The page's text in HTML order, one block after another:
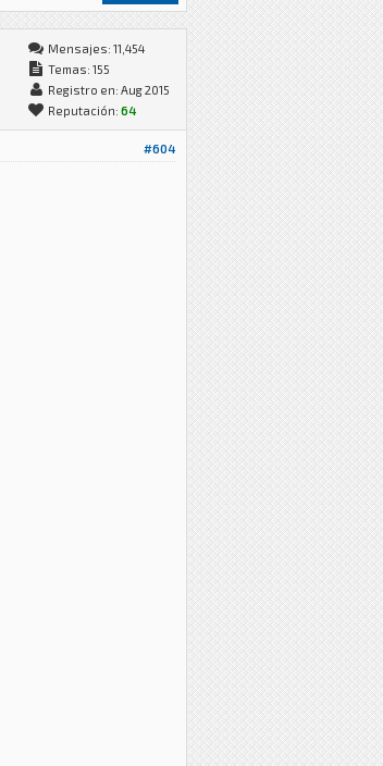
Mensajes: 11,454
Temas: 155
Registro en: Aug 2015
Reputación: 64
#604